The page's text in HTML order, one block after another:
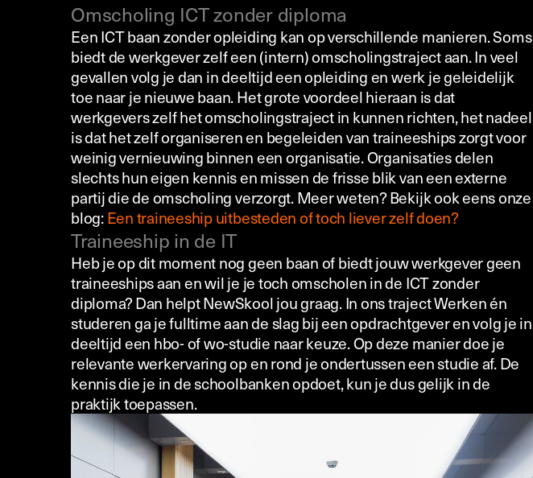
Omscholing ICT zonder diploma
Een ICT baan zonder opleiding kan op verschillende manieren. Soms
biedt de werkgever zelf een (intern) omscholingstraject aan. In veel
gevallen volg je dan in deeltijd een opleiding en werk je geleidelijk
toe naar je nieuwe baan. Het grote voordeel hieraan is dat
werkgevers zelf het omscholingstraject in kunnen richten, het nadeel
is dat het zelf organiseren en begeleiden van traineeships zorgt voor
weinig vernieuwing binnen een organisatie. Organisaties delen
slechts hun eigen kennis en missen de frisse blik van een externe
partij die de omscholing verzorgt. Meer weten? Bekijk ook eens onze
blog:Een traineeship uitbesteden of toch liever zelf doen?
Traineeship in de IT
Heb je op dit moment nog geen baan of biedt jouw werkgever geen
traineeships aan en wil je je toch omscholen in de ICT zonder
diploma? Dan helpt NewSkool jou graag. In ons traject Werken én
studeren ga je fulltime aan de slag bij een opdrachtgever en volg je in
deeltijd een hbo- of wo-studie naar keuze. Op deze manier doe je
relevante werkervaring op en rond je ondertussen een studie af. De
kennis die je in de schoolbanken opdoet, kun je dus gelijk in de
praktijk toepassen.